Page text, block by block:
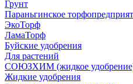
Грунт
Параньгинское
ЭкоТорф
ЛамаТорф
Буйские удобрения
Для растений
СОЮЗХИМ (жидкое
Жидкие удобрения